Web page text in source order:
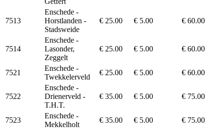
7513
Enschede -
Horstlanden -
Stadsweide
€ 25.00 € 5.00 € 60.00
7514
Enschede -
Lasonder,
Zeggelt
€ 25.00 € 5.00 € 60.00
7521
Enschede -
Twekkelerveld
€ 25.00 € 5.00 € 60.00
7522
Enschede -
Drienerveld -
T.H.T.
€ 35.00 € 5.00 € 75.00
7523
Enschede -
Mekkelholt
€ 35.00 € 5.00 € 75.00